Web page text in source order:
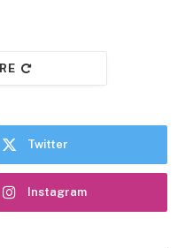
Twitter
Instagram